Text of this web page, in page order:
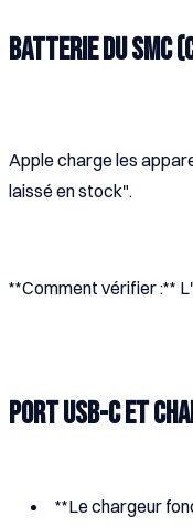
Batterie du SMC
Apple charge les
laissé en stock".
**Comment vérifier :**
Port USB-C et
**Le chargeur